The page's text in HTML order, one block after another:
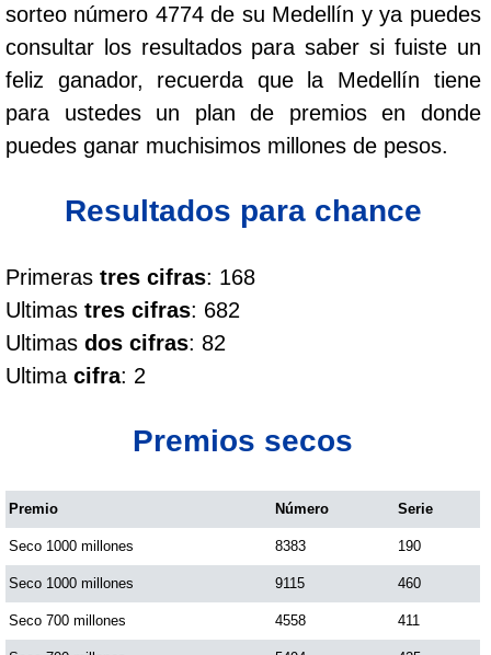
Astro Luna
Cafeterito Tarde
Cafeterito Noche
Caribeña Día
Caribeña Noche
Chontico Día
Culona noche
Dorado Mañana
sorteo número 4774 de su Medellín y ya puedes
consultar los resultados para saber si fuiste un
feliz ganador, recuerda que la Medellín tiene
para ustedes un plan de premios en donde
puedes ganar muchisimos millones de pesos.
Resultados para chance
Primeras tres cifras: 168
Ultimas tres cifras: 682
Ultimas dos cifras: 82
Ultima cifra: 2
Premios secos
Premio Número Serie
Seco 1000 millones 8383 190
Seco 1000 millones 9115 460
Seco 700 millones 4558 411